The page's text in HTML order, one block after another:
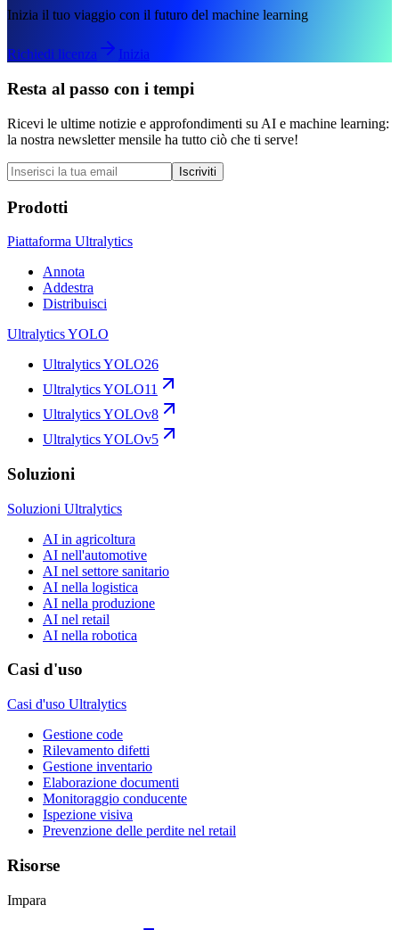
Inizia il tuo viaggio con il futuro del machine learning
Richiedi licenza Inizia
Resta al passo con i tempi
Ricevi le ultime notizie e approfondimenti su AI e machine learning:
la nostra newsletter mensile ha tutto ciò che ti serve!
Iscriviti
Prodotti
Piattaforma Ultralytics
Annota
Addestra
Distribuisci
Ultralytics YOLO
Ultralytics YOLO26
Ultralytics YOLO11
Ultralytics YOLOv8
Ultralytics YOLOv5
Soluzioni
Soluzioni Ultralytics
AI in agricoltura
AI nell'automotive
AI nel settore sanitario
AI nella logistica
AI nella produzione
AI nel retail
AI nella robotica
Casi d'uso
Casi d'uso Ultralytics
Gestione code
Rilevamento difetti
Gestione inventario
Elaborazione documenti
Monitoraggio conducente
Ispezione visiva
Prevenzione delle perdite nel retail
Risorse
Impara